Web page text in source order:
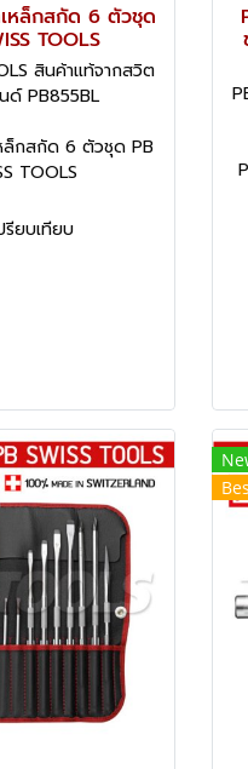
หล็กสกัด 6 ตัวชุด
TOOLS
สินค้าแท้จากสวิต
ด์ PB855BL
ล็กสกัด 6 ตัวชุด PB
TOOLS
รียบเทียบ